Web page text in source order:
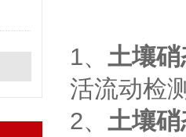
1、 土壤
活流动检
2、 土壤